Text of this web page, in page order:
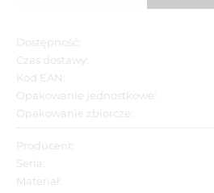
Dostępność:
Czas dostawy:
Kod EAN:
Opakowanie jednostkowe:
Opakowanie zbiorcze:
Producent:
Seria:
Materiał: